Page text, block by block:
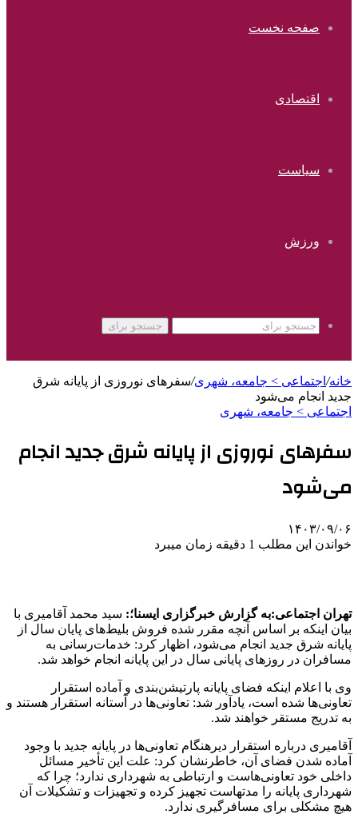
صفحه نخست
اقتصادی
سیاست
ورزش
جستجو برای
خانه/ اجتماعی > جامعه، شهری/سفرهای نوروزی از پایانه شرق
جدید انجام می‌شود
اجتماعی > جامعه، شهری
سفرهای نوروزی از پایانه شرق جدید انجام
می‌شود
۱۴۰۳/۰۹/۰۶
خواندن این مطلب 1 دقیقه زمان میبرد
تهران اجتماعی:به گزارش خبرگزاری ایسنا؛: سید محمد آقامیری با
بیان اینکه بر اساس آنچه مقرر شده فروش بلیط‌های پایان سال از
پایانه شرق جدید انجام می‌شود، اظهار کرد: خدمات‌رسانی به
مسافران در روزهای پایانی سال در این پایانه انجام خواهد شد.
وی با اعلام اینکه فضای پایانه پارتیشن‌بندی و آماده استقرار
تعاونی‌ها شده است، یادآور شد: تعاونی‌ها در آستانه استقرار هستند و
به تدریج مستقر خواهند شد.
آقامیری درباره استقرار دیرهنگام تعاونی‌ها در پایانه جدید با وجود
آماده شدن فضای آن، خاطرنشان کرد: علت این تأخیر مسائل
داخلی خود تعاونی‌هاست و ارتباطی به شهرداری ندارد؛ چرا که
شهرداری پایانه را مدتهاست تجهیز کرده و تجهیزات و تشکیلات آن
هیچ مشکلی برای مسافرگیری ندارد.